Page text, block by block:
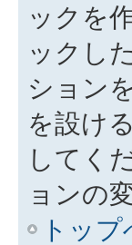
ックを
ックし
ション
を設け
してく
ョンの
トップ